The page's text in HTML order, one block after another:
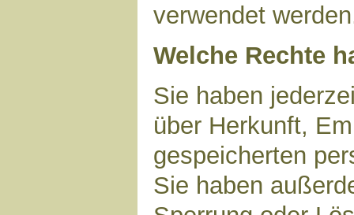
verwendet
Welche Rechte
Sie haben
über Herkunft,
gespeicherten
Sie haben